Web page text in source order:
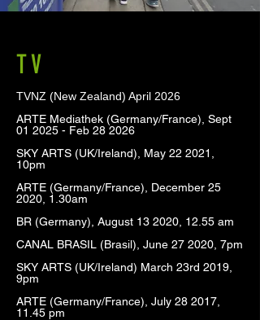
TV
TVNZ (New Zealand) April 2026
ARTE Mediathek (Germany/France), Sept
01 2025 - Feb 28 2026
SKY ARTS (UK/Ireland), May 22 2021,
10pm
ARTE (Germany/France), December 25
2020, 1.30am
BR (Germany), August 13 2020, 12.55 am
CANAL BRASIL (Brasil), June 27 2020, 7pm
SKY ARTS (UK/Ireland) March 23rd 2019,
9pm
ARTE (Germany/France), July 28 2017,
11.45 pm